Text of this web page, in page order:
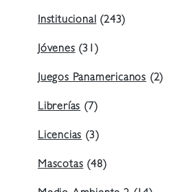
Institucional (243)
Jóvenes (31)
Juegos Panamericanos (2)
Librerías (7)
Licencias (3)
Mascotas (48)